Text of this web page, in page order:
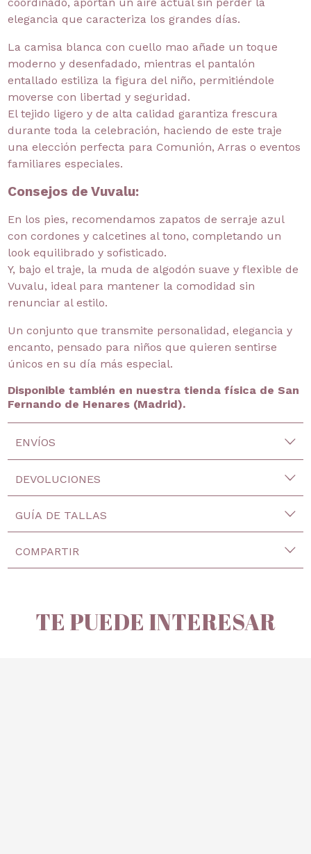
coordinado, aportan un aire actual sin perder la
elegancia que caracteriza los grandes días.
La camisa blanca con cuello mao añade un toque
moderno y desenfadado, mientras el pantalón
entallado estiliza la figura del niño, permitiéndole
moverse con libertad y seguridad.
El tejido ligero y de alta calidad garantiza frescura
durante toda la celebración, haciendo de este traje
una elección perfecta para Comunión, Arras o eventos
familiares especiales.
Consejos de Vuvalu:
En los pies, recomendamos zapatos de serraje azul
con cordones y calcetines al tono, completando un
look equilibrado y sofisticado.
Y, bajo el traje, la muda de algodón suave y flexible de
Vuvalu, ideal para mantener la comodidad sin
renunciar al estilo.
Un conjunto que transmite personalidad, elegancia y
encanto, pensado para niños que quieren sentirse
únicos en su día más especial.
Disponible también en nuestra tienda física de San
Fernando de Henares (Madrid).
ENVÍOS
DEVOLUCIONES
GUÍA DE TALLAS
COMPARTIR
TE PUEDE INTERESAR